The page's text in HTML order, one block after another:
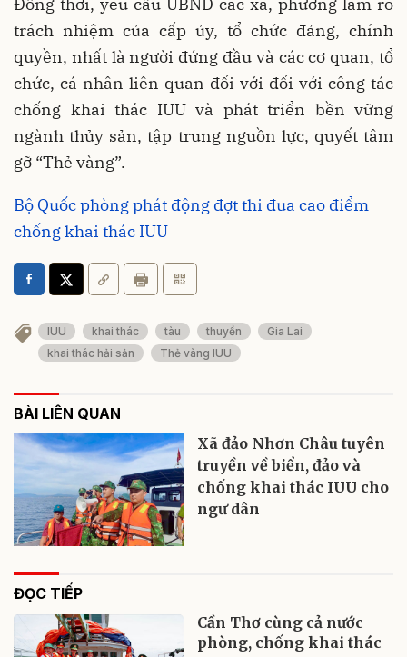
trách nhiệm của cấp ủy, tổ chức đảng, chính
quyền, nhất là người đứng đầu và các cơ quan, tổ
chức, cá nhân liên quan đối với đối với công tác
chống khai thác IUU và phát triển bền vững
ngành thủy sản, tập trung nguồn lực, quyết tâm
gỡ “Thẻ vàng”.
Bộ Quốc phòng phát động đợt thi đua cao điểm
chống khai thác IUU
IUU khai thác tàu thuyền
Gia Lai
khai thác hải sản
Thẻ vàng IUU
BÀI LIÊN QUAN
Xã đảo Nhơn Châu tuyên
truyền về biển, đảo và
chống khai thác IUU cho
ngư dân
ĐỌC TIẾP
Cần Thơ cùng cả nước
phòng, chống khai thác